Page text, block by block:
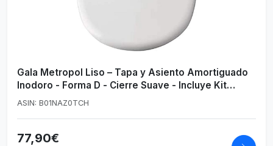
Gala Metropol Liso – Tapa y Asiento Amortiguado
Inodoro - Forma D - Cierre Suave - Incluye Kit
Fijación - Bisagras Acero Inoxidable - Fácil
ASIN: B01NAZ0TCH
77,90€